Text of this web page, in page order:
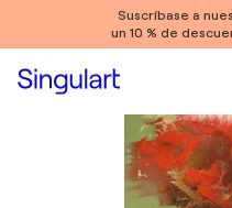
Suscríbase a
un 10 % de